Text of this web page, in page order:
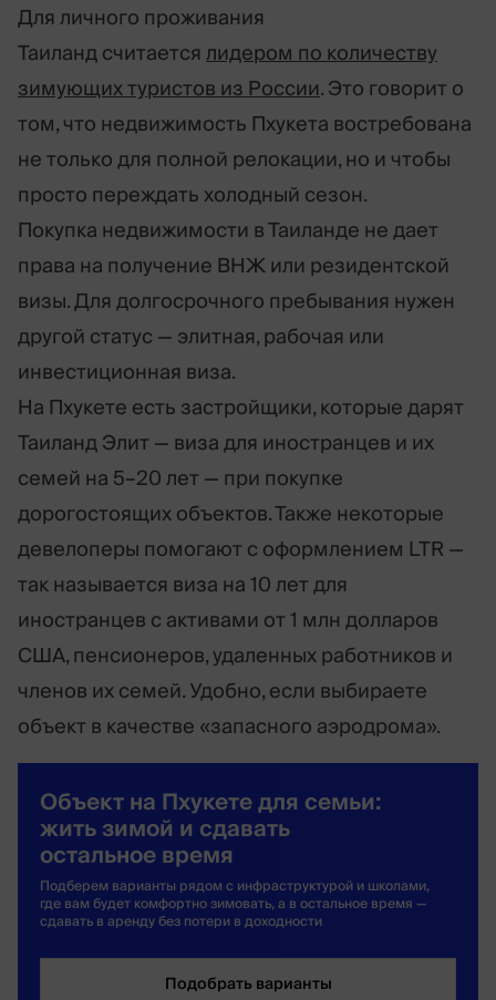
Для личного проживания
Таиланд считаетсялидером по количеству
зимующих туристов из России. Это говорит о
том, что недвижимость Пхукета востребована
не только для полной релокации, но и чтобы
просто переждать холодный сезон.
Покупка недвижимости в Таиланде не дает
права на получение ВНЖ или резидентской
визы. Для долгосрочного пребывания нужен
другой статус — элитная, рабочая или
инвестиционная виза.
На Пхукете есть застройщики, которые дарят
Таиланд Элит — виза для иностранцев и их
семей на 5–20 лет — при покупке
дорогостоящих объектов. Также некоторые
девелоперы помогают с оформлением LTR —
так называется виза на 10 лет для
иностранцев с активами от 1 млн долларов
США, пенсионеров, удаленных работников и
членов их семей. Удобно, если выбираете
объект в качестве «запасного аэродрома».
Объект на Пхукете для семьи:
жить зимой и сдавать
остальное время
Подберем варианты рядом с инфраструктурой и школами,
где вам будет комфортно зимовать, а в остальное время —
сдавать в аренду без потери в доходности
Подобрать варианты